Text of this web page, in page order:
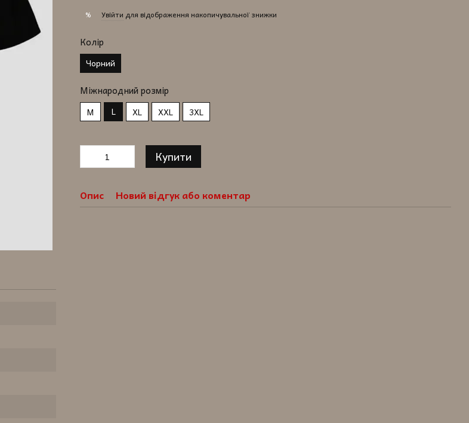
% Увійти для відображення накопичувальної знижки
Колір
Чорний
Міжнародний розмір
M L XL XXL 3XL
Купити
Опис Новий відгук або коментар